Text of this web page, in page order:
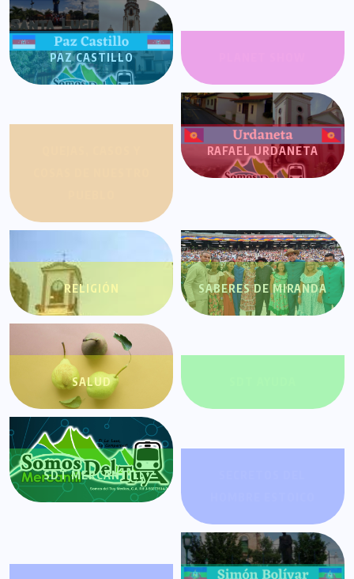
PAZ CASTILLO
RAFAEL URDANETA
RELIGIÓN SABERES DE MIRANDA
SALUD
SDT MERCANTIL